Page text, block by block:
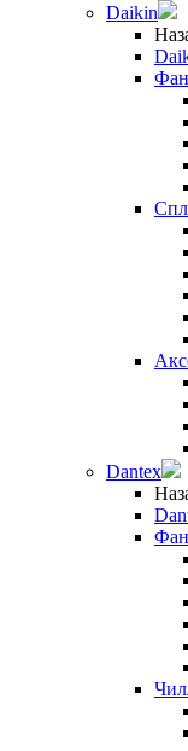
Daikin
Dantex